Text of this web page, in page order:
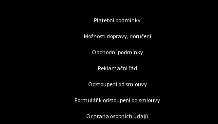
Platební podmínky
Možnosti dopravy, doručení
Obchodní podmínky
Reklamační řád
Odstoupení od smlouvy
Formulář k odstoupení od smlouvy
Ochrana osobních údajů